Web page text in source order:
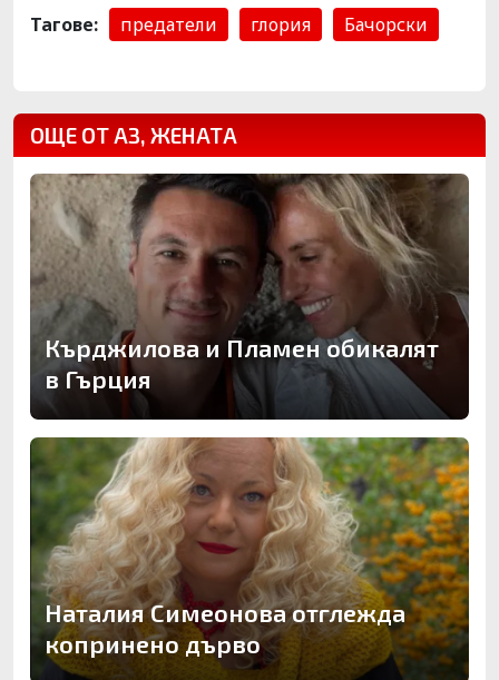
Тагове: предатели глория Бачорски
ОЩЕ ОТ АЗ, ЖЕНАТА
Кърджилова и Пламен обикалят
в Гърция
Наталия Симеонова отглежда
копринено дърво